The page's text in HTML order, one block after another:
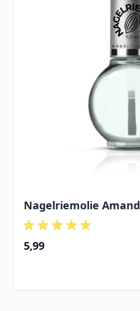
Nagelriemolie
5,99